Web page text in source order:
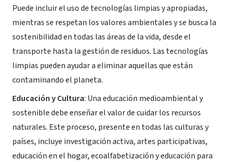
Puede incluir el uso de tecnologías limpias y apropiadas,
mientras se respetan los valores ambientales y se busca la
sostenibilidad en todas las áreas de la vida, desde el
transporte hasta la gestión de residuos. Las tecnologías
limpias pueden ayudar a eliminar aquellas que están
contaminando el planeta.
Educación y Cultura: Una educación medioambiental y
sostenible debe enseñar el valor de cuidar los recursos
naturales. Este proceso, presente en todas las culturas y
países, incluye investigación activa, artes participativas,
educación en el hogar, ecoalfabetización y educación para